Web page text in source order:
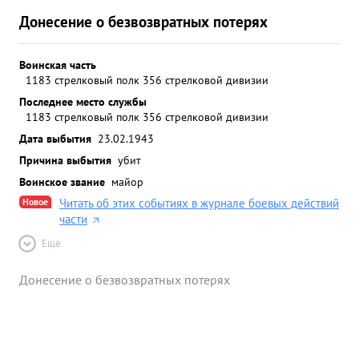
Донесение о безвозвратных потерях
Воинская часть
1183 стрелковый полк 356 стрелковой дивизии
Последнее место службы
1183 стрелковый полк 356 стрелковой дивизии
Дата выбытия 23.02.1943
Причина выбытия убит
Воинское звание майор
Новое
Читать об этих событиях в журнале боевых действий
части
Ещё
Донесение о безвозвратных потерях